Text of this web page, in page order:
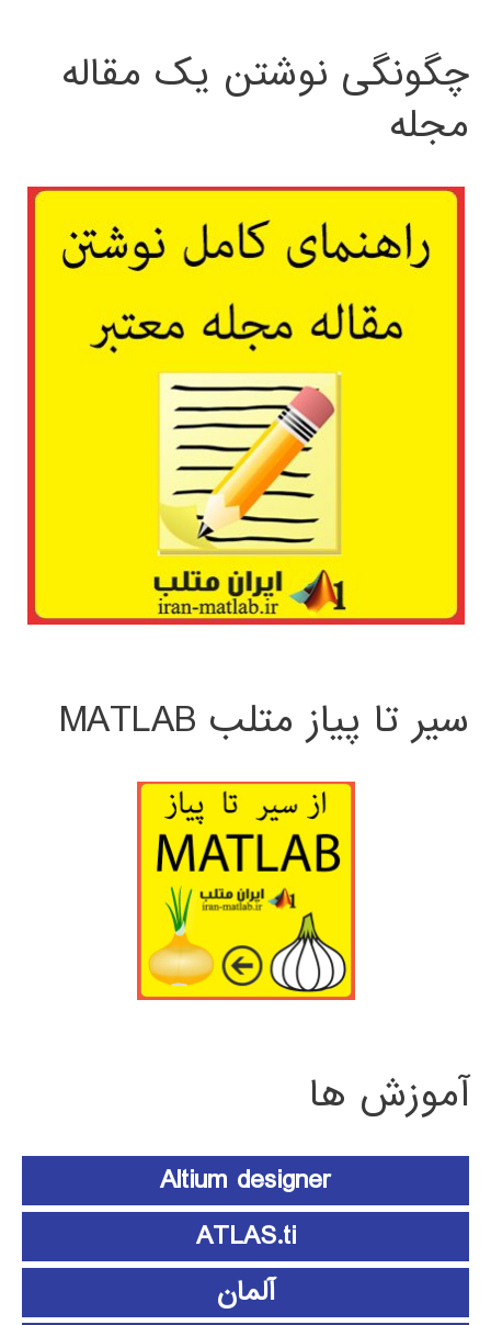
چگونگی نوشتن یک مقاله
مجله
سیر تا پیاز متلب MATLAB
آموزش ها
Altium designer
ATLAS.ti
آلمان